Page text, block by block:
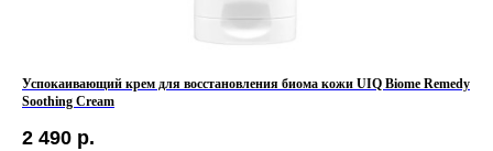
Успокаивающий крем для восстановления биома кожи UIQ Biome Remedy
Soothing Cream
2 490 р.